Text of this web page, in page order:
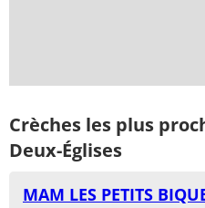
Crèches les plus
Deux-Églises
MAM LES PETITS